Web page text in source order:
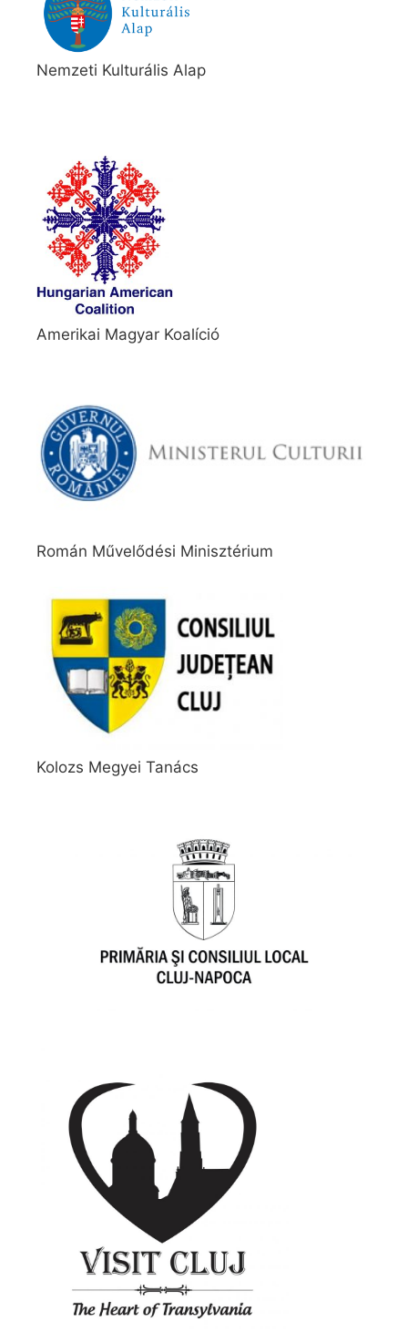
Nemzeti Kulturális Alap
Amerikai Magyar Koalíció
Román Művelődési Minisztérium
Kolozs Megyei Tanács